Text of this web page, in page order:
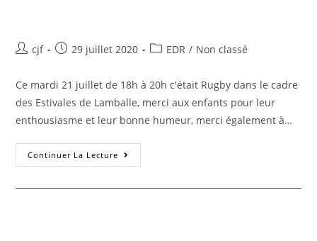
cjf 29 juillet 2020 EDR / Non classé
Ce mardi 21 juillet de 18h à 20h c'était Rugby dans le cadre
des Estivales de Lamballe, merci aux enfants pour leur
enthousiasme et leur bonne humeur, merci également à…
Continuer La Lecture